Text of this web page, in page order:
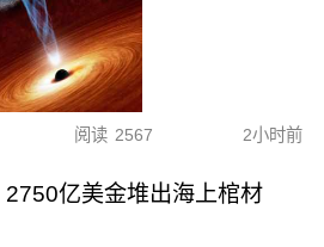
阅读 2567 2小时前
2750亿美金堆出海上棺材